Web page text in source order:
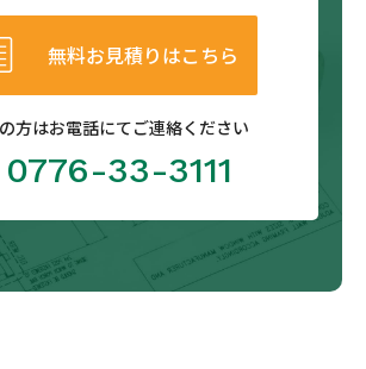
無料お見積りはこちら
方はお電話にてご連絡ください
0776-33-3111